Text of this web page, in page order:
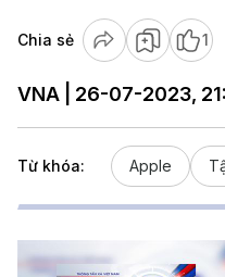
Chia sẻ 1
VNA | 26-07-2023,
Từ khóa: Apple